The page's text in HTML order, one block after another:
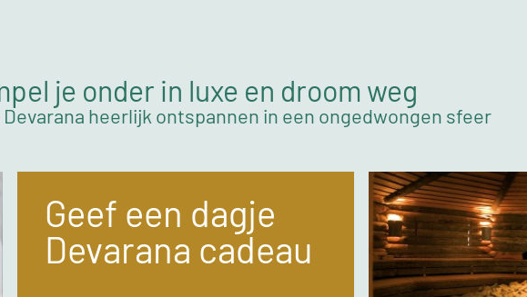
je onder in luxe en droom weg
Devarana heerlijk ontspannen in een ongedwongen sfeer
Geef een dagje
Devarana cadeau